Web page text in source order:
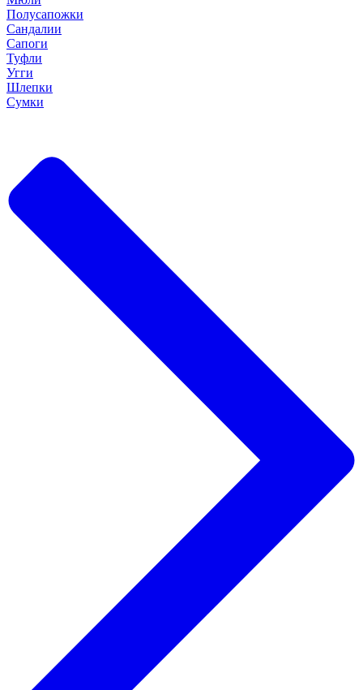
Полусапожки
Сандалии
Сапоги
Туфли
Угги
Шлепки
Сумки